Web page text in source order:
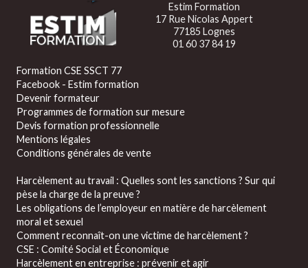
Estim Formation
17 Rue Nicolas Appert
77185 Lognes
01 60 37 84 19
Formation CSE SSCT 77
Facebook - Estim formation
Devenir formateur
Programmes de formation sur mesure
Devis formation professionnelle
Mentions légales
Conditions générales de vente
Harcèlement au travail : Quelles sont les sanctions ? Sur qui
pèse la charge de la preuve ?
Les obligations de l’employeur en matière de harcèlement
moral et sexuel
Comment reconnaît-on une victime de harcèlement ?
CSE : Comité Social et Économique
Harcèlement en entreprise : prévenir et agir